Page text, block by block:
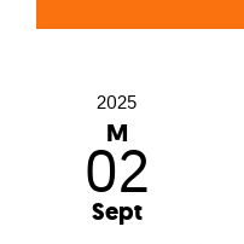
2025
M
02
Sept